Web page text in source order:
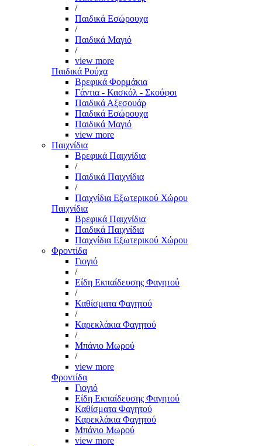
/
Παιδικά Εσώρουχα
/
Παιδικά Μαγιό
/
view more
Παιδικά Ρούχα
Βρεφικά Φορμάκια
Γάντια - Κασκόλ - Σκούφοι
Παιδικά Αξεσουάρ
Παιδικά Εσώρουχα
Παιδικά Μαγιό
view more
Παιχνίδια
Βρεφικά Παιχνίδια
/
Παιδικά Παιχνίδια
/
Παιχνίδια Εξωτερικού Χώρου
Παιχνίδια
Βρεφικά Παιχνίδια
Παιδικά Παιχνίδια
Παιχνίδια Εξωτερικού Χώρου
Φροντίδα
Γιογιό
/
Είδη Εκπαίδευσης Φαγητού
/
Καθίσματα Φαγητού
/
Καρεκλάκια Φαγητού
/
Μπάνιο Μωρού
/
view more
Φροντίδα
Γιογιό
Είδη Εκπαίδευσης Φαγητού
Καθίσματα Φαγητού
Καρεκλάκια Φαγητού
Μπάνιο Μωρού
view more